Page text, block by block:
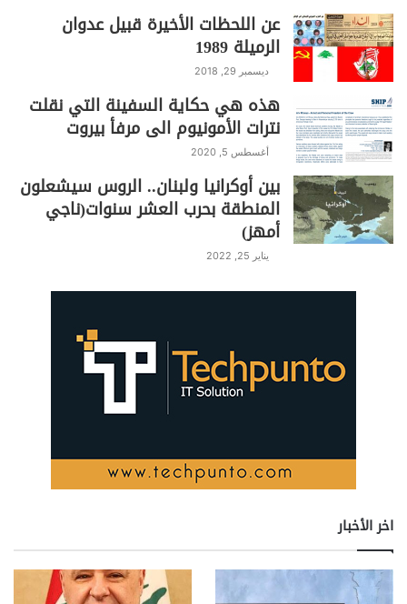
عن اللحظات الأخيرة قبيل عدوان
الرميلة 1989
ديسمبر 29, 2018
هذه هي حكاية السفينة التي نقلت
نترات الأمونيوم الى مرفأ بيروت
أغسطس 5, 2020
بين أوكرانيا ولبنان.. الروس سيشعلون
المنطقة بحرب العشر سنوات(ناجي
أمهز)
يناير 25, 2022
اخر الأخبار